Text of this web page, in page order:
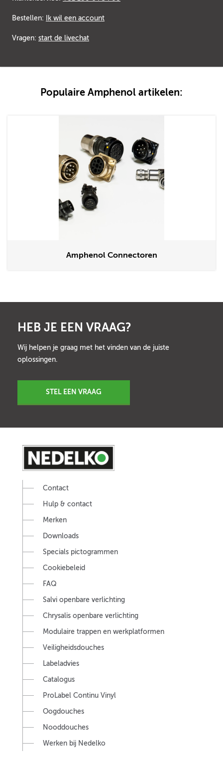
Bestellen: Ik wil een account
Vragen: start de livechat
Populaire Amphenol artikelen:
Amphenol Connectoren
HEB JE EEN VRAAG?
Wij helpen je graag met het vinden van de juiste
oplossingen.
STEL EEN VRAAG
Contact
Hulp & contact
Merken
Downloads
Specials pictogrammen
Cookiebeleid
FAQ
Salvi openbare verlichting
Chrysalis openbare verlichting
Modulaire trappen en werkplatformen
Veiligheidsdouches
Labeladvies
Catalogus
ProLabel Continu Vinyl
Oogdouches
Nooddouches
Werken bij Nedelko